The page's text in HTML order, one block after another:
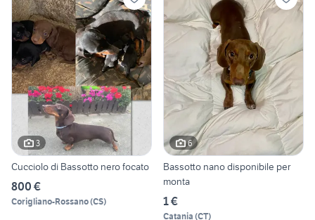
3
Cucciolo di Bassotto nero focato
800 €
Corigliano-Rossano(CS)
6
Bassotto nano disponibile per
monta
1 €
Catania (CT)